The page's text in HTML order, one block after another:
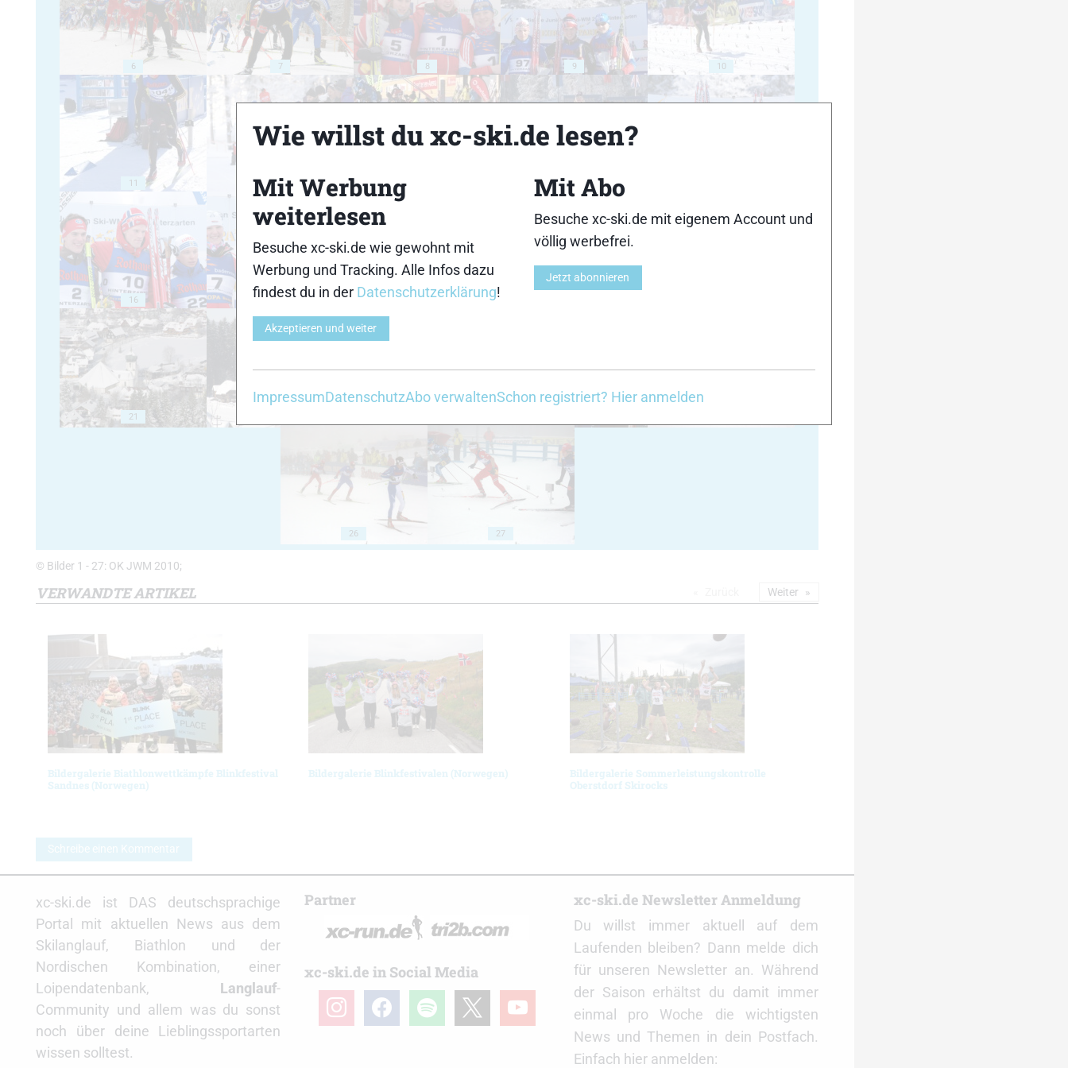
6 7 8 9 10
11 12 14
16 17 18
21
26 27
© Bilder 1 - 27: OK JWM 2010;
VERWANDTE ARTIKEL
Bildergalerie Biathlonwettkämpfe Blinkfestival
Sandnes (Norwegen)
Bildergalerie Blinkfestivalen (Norwegen)
Bildergalerie Sommerleistungskontrolle
Oberstdorf Skirocks
Weiter
Schreibe einen Kommentar
xc-ski.de ist DAS deutschsprachige
Portal mit aktuellen News aus dem
Skilanglauf, Biathlon und der
Nordischen Kombination, einer
Loipendatenbank, Langlauf-
Community und allem was du sonst
noch über deine Lieblingssportarten
wissen solltest.
Partner
xc-ski.de in Social Media
instagramfacebookspotify youtube
xc-ski.de Newsletter Anmeldung
Du willst immer aktuell auf dem
Laufenden bleiben? Dann melde dich
für unseren Newsletter an. Während
der Saison erhältst du damit immer
einmal pro Woche die wichtigsten
News und Themen in dein Postfach.
Einfach hier anmelden:
Wie willst du xc-ski.de lesen?
Mit Werbung
weiterlesen
Besuche xc-ski.de wie gewohnt mit
Werbung und Tracking. Alle Infos dazu
findest du in der Datenschutzerklärung!
Akzeptieren und weiter
Mit Abo
Besuche xc-ski.de mit eigenem Account und
völlig werbefrei.
Jetzt abonnieren
ImpressumDatenschutzAbo verwaltenSchon registriert? Hier anmelden